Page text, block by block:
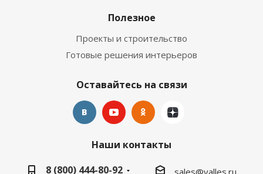
Полезное
Проекты и строительство
Готовые решения интерьеров
Оставайтесь на связи
Наши контакты
8 (800) 444-80-92
sales@valles.ru